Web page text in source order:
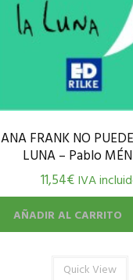
ANA FRANK NO
LUNA – Pablo
11,54€ IVA
AÑADIR AL CARRITO
Quick View